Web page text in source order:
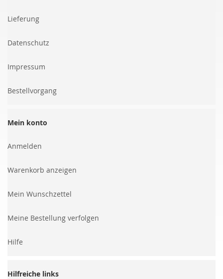
Lieferung
Datenschutz
Impressum
Bestellvorgang
Mein konto
Anmelden
Warenkorb anzeigen
Mein Wunschzettel
Meine Bestellung verfolgen
Hilfe
Hilfreiche links